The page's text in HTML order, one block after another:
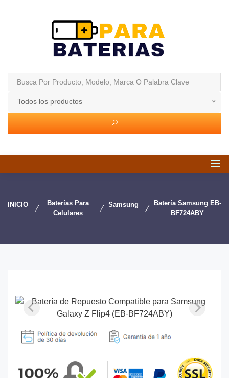
Todos los productos
INICIO
Baterías Para
Celulares
Samsung
Batería Samsung EB-
BF724ABY